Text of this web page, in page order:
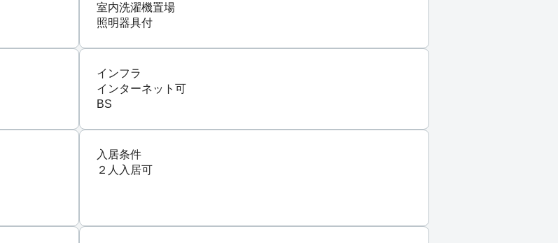
室内洗濯機置場
照明器具付
インフラ
インターネット可
BS
入居条件
２人入居可